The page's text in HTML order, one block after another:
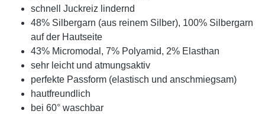
schnell Juckreiz lindernd
48% Silbergarn (aus reinem Silber), 100% Silbergarn
auf der Hautseite
43% Micromodal, 7% Polyamid, 2% Elasthan
sehr leicht und atmungsaktiv
perfekte Passform (elastisch und anschmiegsam)
hautfreundlich
bei 60° waschbar